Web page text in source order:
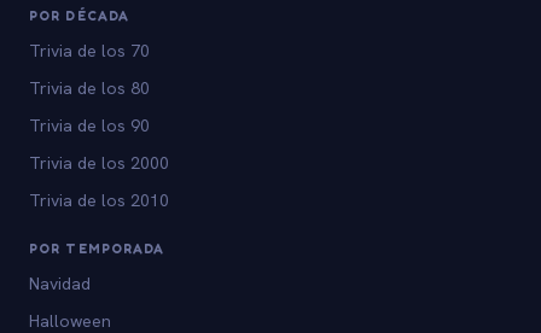
POR DÉCADA
Trivia de los 70
Trivia de los 80
Trivia de los 90
Trivia de los 2000
Trivia de los 2010
POR TEMPORADA
Navidad
Halloween